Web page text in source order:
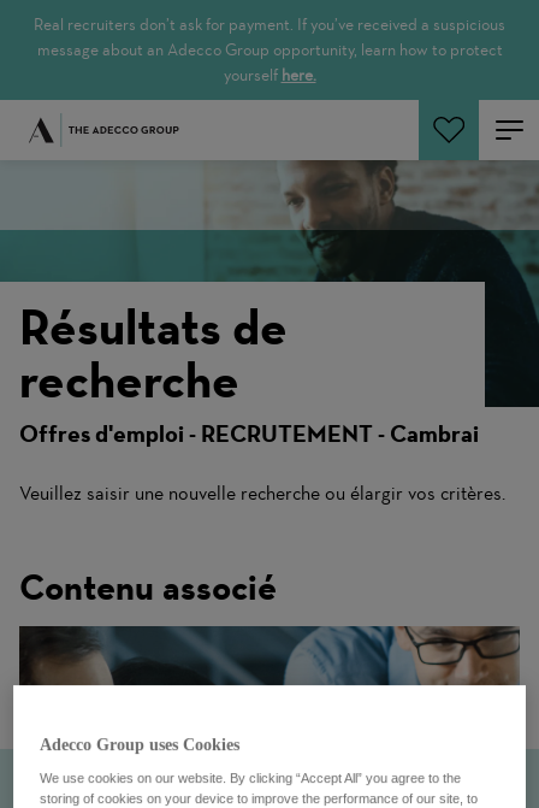
Real recruiters don’t ask for payment. If you’ve received a suspicious
message about an Adecco Group opportunity, learn how to protect
yourself here.
Rechercher
Résultats de
recherche
Offres d'emploi - RECRUTEMENT - Cambrai
Veuillez saisir une nouvelle recherche ou élargir vos critères.
Contenu associé
Adecco Group uses Cookies
We use cookies on our website. By clicking “Accept All” you agree to the
storing of cookies on your device to improve the performance of our site, to